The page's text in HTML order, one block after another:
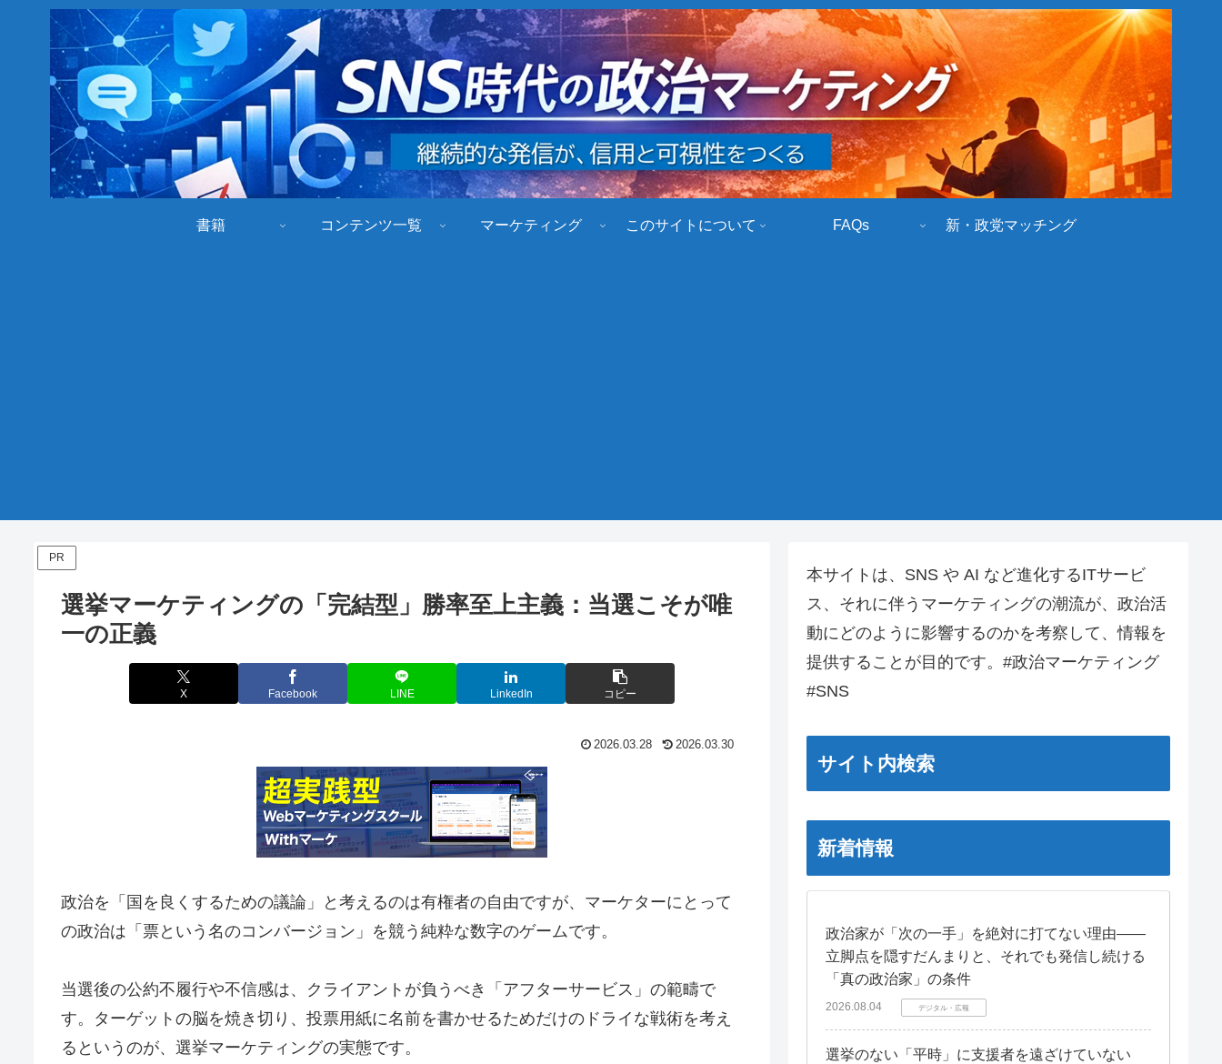
書籍 コンテンツ一覧 マーケティング このサイトについて FAQs 新・政党マッチング
PR
選挙マーケティングの「完結型」勝率至上主義：当選こそが唯
一の正義
X Facebook LINE LinkedIn コピー
2026.03.28 2026.03.30
政治を「国を良くするための議論」と考えるのは有権者の自由ですが、マーケターにとって
の政治は「票という名のコンバージョン」を競う純粋な数字のゲームです。
当選後の公約不履行や不信感は、クライアントが負うべき「アフターサービス」の範疇で
す。ターゲットの脳を焼き切り、投票用紙に名前を書かせるためだけのドライな戦術を考え
るというのが、選挙マーケティングの実態です。
本サイトは、SNS や AI など進化するITサービ
ス、それに伴うマーケティングの潮流が、政治活
動にどのように影響するのかを考察して、情報を
提供することが目的です。#政治マーケティング
#SNS
サイト内検索
新着情報
政治家が「次の一手」を絶対に打てない理由――
立脚点を隠すだんまりと、それでも発信し続ける
「真の政治家」の条件
2026.08.04 デジタル・広報
選挙のない「平時」に支援者を遠ざけていない